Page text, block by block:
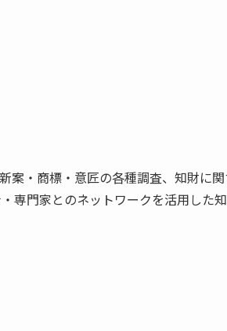
案・商標・意匠の各種調査、知財に
門家とのネットワークを活用した知